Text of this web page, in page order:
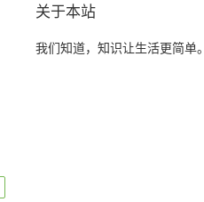
关于本站
我们知道，知识让生活更简单。